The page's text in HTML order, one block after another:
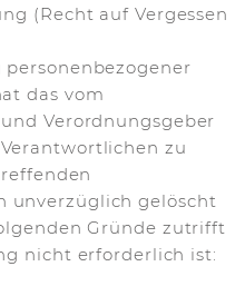
(Recht auf Vergessen
das vom
Verordnungsgeber
zu
unverzüglich gelöscht
Gründe zutrifft
nicht erforderlich ist: